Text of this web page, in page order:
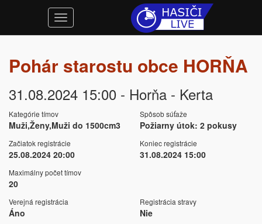
Pohár starostu obce HORŇA
31.08.2024 15:00 - Horňa - Kerta
Kategórie tímov
Muži,Ženy,Muži do 1500cm3
Spôsob súťaže
Požiarny útok: 2 pokusy
Začiatok registrácie
25.08.2024 20:00
Koniec registrácie
31.08.2024 15:00
Maximálny počet tímov
20
Verejná registrácia
Áno
Registrácia stravy
Nie